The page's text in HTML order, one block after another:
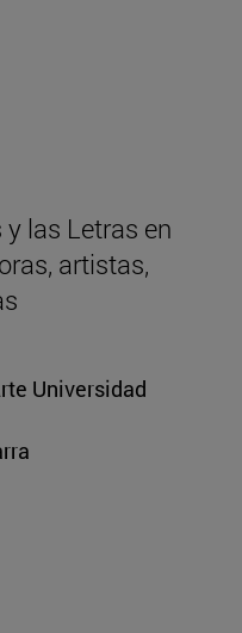
las Letras en
artistas,
Universidad